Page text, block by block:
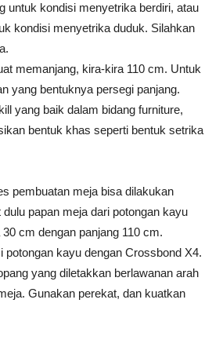
untuk kondisi menyetrika berdiri, atau
kondisi menyetrika duduk. Silahkan
memanjang, kira-kira 110 cm. Untuk
yang bentuknya persegi panjang.
yang baik dalam bidang furniture,
bentuk khas seperti bentuk setrika
pembuatan meja bisa dilakukan
papan meja dari potongan kayu
cm dengan panjang 110 cm.
potongan kayu dengan Crossbond X4.
yang diletakkan berlawanan arah
Gunakan perekat, dan kuatkan